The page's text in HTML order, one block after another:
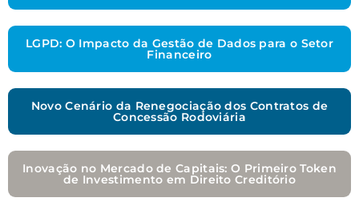
LGPD: O Impacto da Gestão de Dados para o Setor
Financeiro
Novo Cenário da Renegociação dos Contratos de
Concessão Rodoviária
Inovação no Mercado de Capitais: O Primeiro Token
de Investimento em Direito Creditório